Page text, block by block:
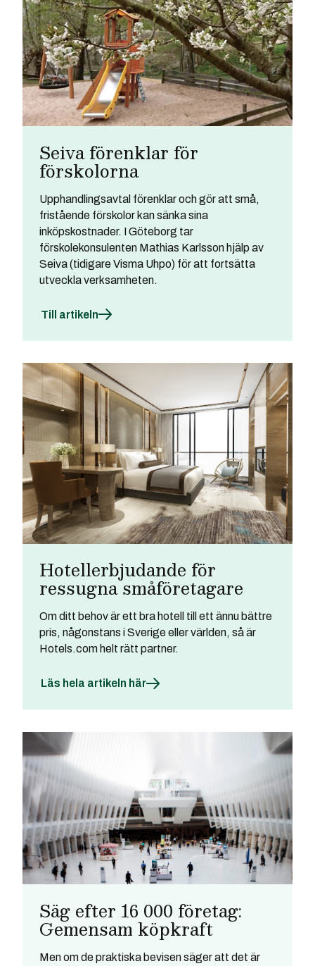
Seiva förenklar för
förskolorna
Upphandlingsavtal förenklar och gör att små,
fristående förskolor kan sänka sina
inköpskostnader. I Göteborg tar
förskolekonsulenten Mathias Karlsson hjälp av
Seiva (tidigare Visma Uhpo) för att fortsätta
utveckla verksamheten.
Till artikeln
Hotellerbjudande för
ressugna småföretagare
Om ditt behov är ett bra hotell till ett ännu bättre
pris, någonstans i Sverige eller världen, så är
Hotels.com helt rätt partner.
Läs hela artikeln här
Säg efter 16 000 företag:
Gemensam köpkraft
Men om de praktiska bevisen säger att det är